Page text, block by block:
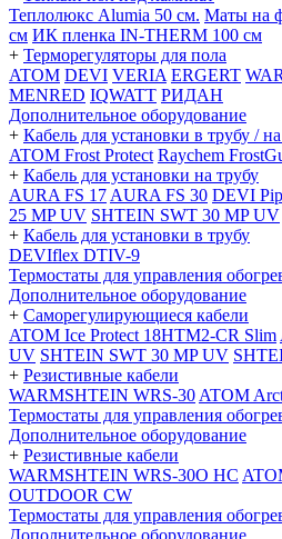
Теплолюкс Alumia 50 см. Маты на
см ИК пленка IN-THERM 100 см
+ Терморегуляторы для пола
ATOM DEVI VERIA ERGERT
MENRED IQWATT РИДАН
Дополнительное оборудование
+ Кабель для установки в трубу /
ATOM Frost Protect Raychem
+ Кабель для установки на трубу
AURA FS 17 AURA FS 30 DEVI
25 MP UV SHTEIN SWT 30 MP UV
+ Кабель для установки в трубу
DEVIflex DTIV-9
Термостаты для управления
Дополнительное оборудование
+ Саморегулирующиеся кабели
ATOM Ice Protect 18HTM2-CR Slim
UV SHTEIN SWT 30 MP UV
+ Резистивные кабели
WARMSHTEIN WRS-30 ATOM
Термостаты для управления
Дополнительное оборудование
+ Резистивные кабели
WARMSHTEIN WRS-30O HC
OUTDOOR CW
Термостаты для управления
Дополнительное оборудование